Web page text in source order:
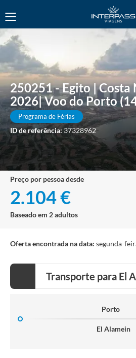
250251 - Egito |
2026| Voo do Porto
Programa de Férias
ID de referência:37328962
preço por pessoa desde
2.104 €
Baseado em 2 adultos
Oferta encontrada na data: segunda-
Transporte para El
Porto
El Alamein